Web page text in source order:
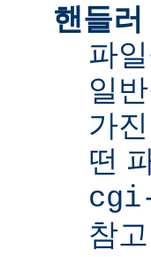
핸들
파
일
가
떤
참